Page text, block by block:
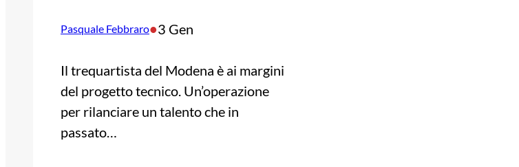
Pasquale Febbraro•3 Gen
Il trequartista del Modena è ai margini
del progetto tecnico. Un’operazione
per rilanciare un talento che in
passato…